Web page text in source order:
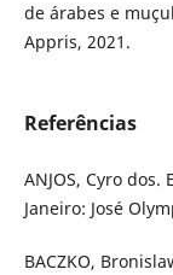
de árabes e
Appris, 2021.
Referências
ANJOS, Cyro
Janeiro: José
BACZKO,